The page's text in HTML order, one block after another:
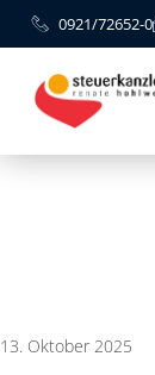
0921/72652-0
13. Oktober 2025